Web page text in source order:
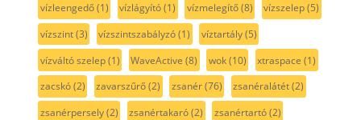
vízleengedő(1) vízlágyító(1) vízmelegítő(8) vízszelep(5)
vízszint(3) vízszintszabályzó(1) víztartály(5)
vízváltó szelep(1) WaveActive (8) wok(10) xtraspace (1)
zacskó(2) zavarszűrő(2) zsanér(76) zsanéralátét(2)
zsanérpersely(2) zsanértakaró(2) zsanértartó(2)